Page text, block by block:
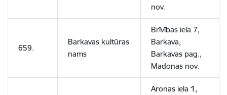
nov.
659.
Barkavas kultūras
nams
Brīvības iela 7,
Barkava,
Barkavas pag.,
Madonas nov.
Aronas iela 1,